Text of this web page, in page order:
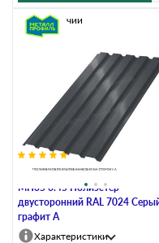
Профлист Металл Профиль
МП35 0.45 Полиэстер
двусторонний RAL 7024
графит A
В наличии
Характеристики